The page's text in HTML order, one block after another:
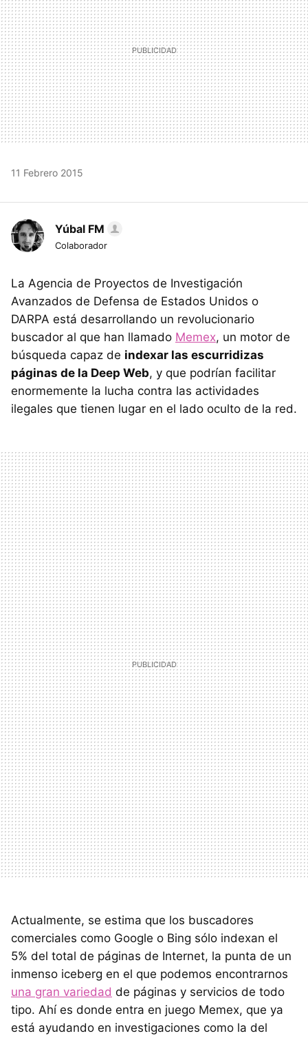
11 Febrero 2015
Yúbal FM
Colaborador
La Agencia de Proyectos de Investigación
Avanzados de Defensa de Estados Unidos o
DARPA está desarrollando un revolucionario
buscador al que han llamado Memex, un motor de
búsqueda capaz de indexar las escurridizas
páginas de la Deep Web, y que podrían facilitar
enormemente la lucha contra las actividades
ilegales que tienen lugar en el lado oculto de la red.
Actualmente, se estima que los buscadores
comerciales como Google o Bing sólo indexan el
5% del total de páginas de Internet, la punta de un
inmenso iceberg en el que podemos encontrarnos
una gran variedad de páginas y servicios de todo
tipo. Ahí es donde entra en juego Memex, que ya
está ayudando en investigaciones como la del